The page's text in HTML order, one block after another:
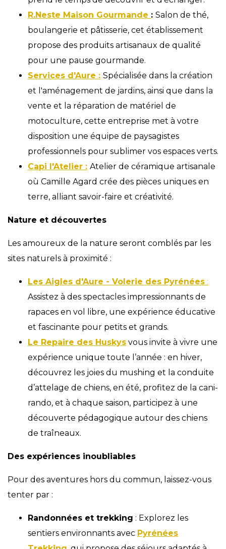
R.Neste Maison Gourmande : Salon de thé,
boulangerie et pâtisserie, cet établissement
propose des produits artisanaux de qualité
pour une pause gourmande.
Services d'Aure : Spécialisée dans la création
et l'aménagement de jardins, ainsi que dans la
vente et la réparation de matériel de
motoculture, cette entreprise met à votre
disposition une équipe de paysagistes
professionnels pour sublimer vos espaces verts.
Capi l'Atelier : Atelier de céramique artisanale
où Camille Agard crée des pièces uniques en
terre, alliant savoir-faire et créativité.
Nature et découvertes
Les amoureux de la nature seront comblés par les
sites naturels à proximité :
Les Aigles d'Aure - Volerie des Pyrénées :
Assistez à des spectacles impressionnants de
rapaces en vol libre, une expérience éducative
et fascinante pour petits et grands.
Le Repaire des Huskys vous invite à vivre une
expérience unique toute l’année : en hiver,
découvrez les joies du mushing et la conduite
d’attelage de chiens, en été, profitez de la cani-
rando, et à chaque saison, participez à une
découverte pédagogique autour des chiens
de traîneaux.
Des expériences inoubliables
Pour des aventures hors du commun, laissez-vous
tenter par :
Randonnées et trekking : Explorez les
sentiers environnants avec Pyrénées